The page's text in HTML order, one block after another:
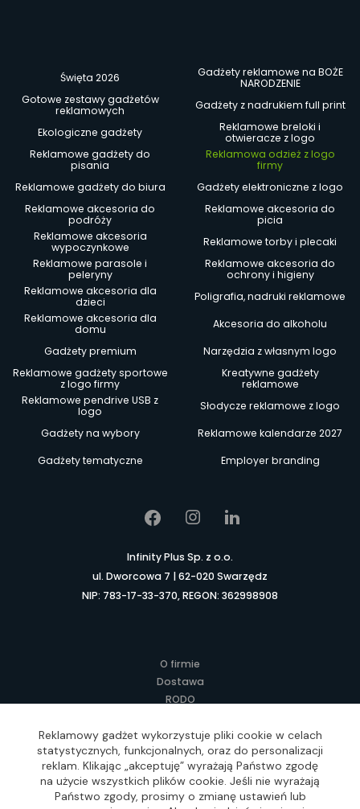
Święta 2026
Gadżety reklamowe na BOŻE
NARODZENIE
Gotowe zestawy gadżetów
reklamowych
Gadżety z nadrukiem full print
Ekologiczne gadżety
Reklamowe breloki i
otwieracze z logo
Reklamowe gadżety do
pisania
Reklamowa odzież z logo
firmy
Reklamowe gadżety do biura
Gadżety elektroniczne z logo
Reklamowe akcesoria do
podróży
Reklamowe akcesoria do
picia
Reklamowe akcesoria
wypoczynkowe
Reklamowe torby i plecaki
Reklamowe parasole i
peleryny
Reklamowe akcesoria do
ochrony i higieny
Reklamowe akcesoria dla
dzieci
Poligrafia, nadruki reklamowe
Reklamowe akcesoria dla
domu
Akcesoria do alkoholu
Gadżety premium
Narzędzia z własnym logo
Reklamowe gadżety sportowe
z logo firmy
Kreatywne gadżety
reklamowe
Reklamowe pendrive USB z
logo
Słodycze reklamowe z logo
Gadżety na wybory
Reklamowe kalendarze 2027
Gadżety tematyczne
Employer branding
Infinity Plus Sp. z o.o.
ul. Dworcowa 7 | 62-020 Swarzędz
NIP: 783-17-33-370, REGON: 362998908
O firmie
Dostawa
RODO
Regulamin
Lokalne Gadżety Reklamowe
Jak zamawiać?
Słownik pojęć
FAQ
Reklamowy gadżet wykorzystuje pliki cookie w celach
statystycznych, funkcjonalnych, oraz do personalizacji
reklam. Klikając „akceptuję” wyrażają Państwo zgodę
na użycie wszystkich plików cookie. Jeśli nie wyrażają
Państwo zgody, prosimy o zmianę ustawień lub